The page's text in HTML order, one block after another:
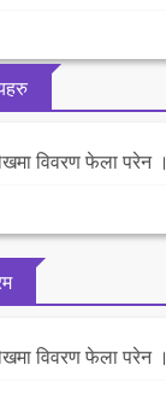
विवरण फेला परेन ।
विवरण फेला परेन ।